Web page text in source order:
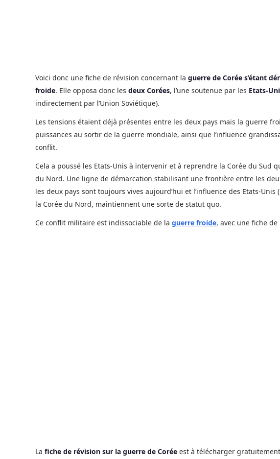
Voici donc une fiche de révision concernant la guerre de Corée s’étant
froide. Elle opposa donc les deux Corées, l’une soutenue par les Etats-
indirectement par l’Union Soviétique).
Les tensions étaient déjà présentes entre les deux pays mais la guerre
puissances au sortir de la guerre mondiale, ainsi que l’influence
conflit.
Cela a poussé les Etats-Unis à intervenir et à reprendre la Corée du Sud
du Nord. Une ligne de démarcation stabilisant une frontière entre les
les deux pays sont toujours vives aujourd’hui et l’influence des Etats-
la Corée du Nord, maintiennent une sorte de statut quo.
Ce conflit militaire est indissociable de la guerre froide, avec une fiche
La fiche de révision sur la guerre de Corée est à télécharger